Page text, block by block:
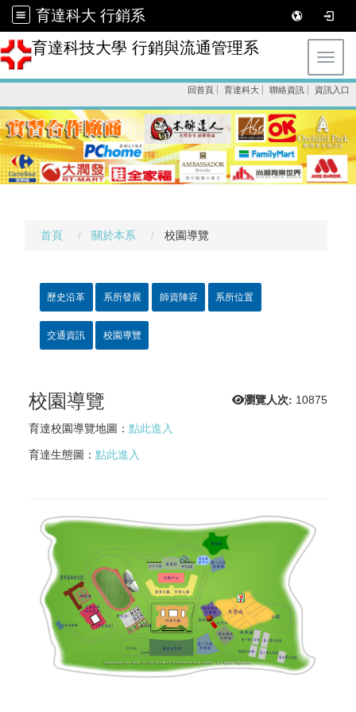
育達科大 行銷系
育達科技大學 行銷與流通管理系
回首頁 育達科大 聯絡資訊 資訊入口
首頁 關於本系 校園導覽
歷史沿革 系所發展 師資陣容 系所位置
交通資訊 校園導覽
瀏覽人次: 10875
校園導覽
育達校園導覽地圖： 點此進入
育達生態圖： 點此進入